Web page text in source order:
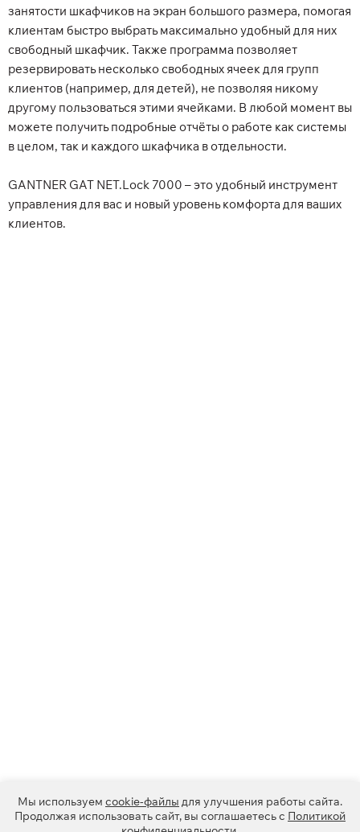
занятости шкафчиков на экран большого размера, помогая
клиентам быстро выбрать максимально удобный для них
свободный шкафчик. Также программа позволяет
резервировать несколько свободных ячеек для групп
клиентов (например, для детей), не позволяя никому
другому пользоваться этими ячейками. В любой момент вы
можете получить подробные отчёты о работе как системы
в целом, так и каждого шкафчика в отдельности.
GANTNER GAT NET.Lock 7000 – это удобный инструмент
управления для вас и новый уровень комфорта для ваших
клиентов.
Мы используем cookie-файлы для улучшения работы сайта.
Продолжая использовать сайт, вы соглашаетесь с Политикой